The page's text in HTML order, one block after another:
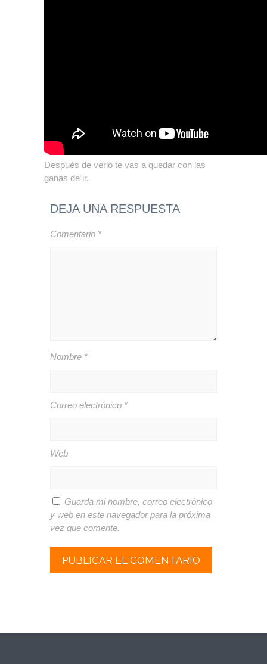
Después de verlo te vas a quedar con las
ganas de ir.
DEJA UNA RESPUESTA
Comentario *
Nombre *
Correo electrónico *
Web
Guarda mi nombre, correo electrónico
y web en este navegador para la próxima
vez que comente.